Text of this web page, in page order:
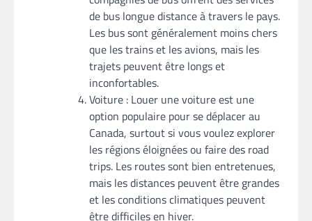
de bus longue distance à travers le pays.
Les bus sont généralement moins chers
que les trains et les avions, mais les
trajets peuvent être longs et
inconfortables.
Voiture : Louer une voiture est une
option populaire pour se déplacer au
Canada, surtout si vous voulez explorer
les régions éloignées ou faire des road
trips. Les routes sont bien entretenues,
mais les distances peuvent être grandes
et les conditions climatiques peuvent
être difficiles en hiver.